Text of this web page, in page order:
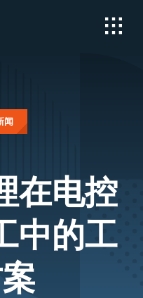
闻
在电控
中的工